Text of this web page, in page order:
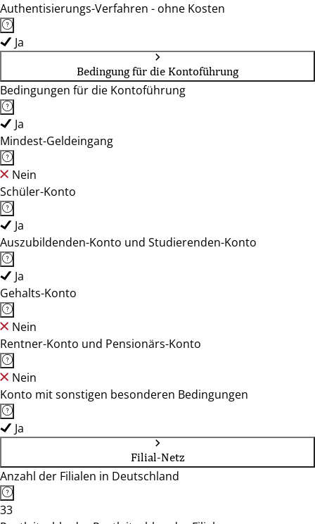
Authentisierungs-Verfahren - ohne Kosten
Ja
Bedingung für die Kontoführung
Bedingungen für die Kontoführung
Ja
Mindest-Geldeingang
Nein
Schüler-Konto
Ja
Auszubildenden-Konto und Studierenden-Konto
Ja
Gehalts-Konto
Nein
Rentner-Konto und Pensionärs-Konto
Nein
Konto mit sonstigen besonderen Bedingungen
Ja
Filial-Netz
Anzahl der Filialen in Deutschland
33